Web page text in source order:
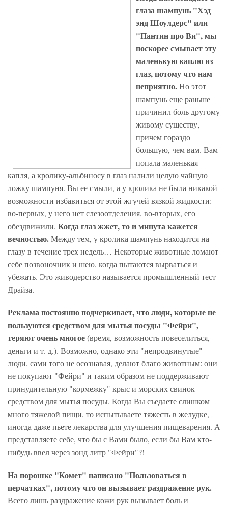
глаза шампунь "Хэд
энд Шоулдерс" или
"Пантин про Ви", мы
поскорее смывает эту
маленькую каплю из
глаз, потому что нам
неприятно.Но этот
шампунь еще раньше
причинил боль другому
живому существу,
причем гораздо
большую, чем вам. Вам
попала маленькая
капля, а кролику-альбиносу в глаз налили целую чайную
ложку шампуня. Вы ее смыли, а у кролика не была никакой
возможности избавиться от этой жгучей вязкой жидкости:
во-первых, у него нет слезоотделения, во-вторых, его
обездвижили. Когда глаз жжет, то и минута кажется
вечностью.Между тем, у кролика шампунь находится на
глазу в течение трех недель… Некоторые животные ломают
себе позвоночник и шею, когда пытаются вырваться и
убежать. Это живодерство называется промышленный тест
Драйза.
Реклама постоянно подчеркивает, что люди, которые не
пользуются средством для мытья посуды "Фейри",
теряют очень многое(время, возможность повеселиться,
деньги и т. д.). Возможно, однако эти "непродвинутые"
люди, сами того не осознавая, делают благо животным: они
не покупают "Фейри" и таким образом не поддерживают
принудительную "кормежку" крыс и морских свинок
средством для мытья посуды. Когда Вы съедаете слишком
много тяжелой пищи, то испытываете тяжесть в желудке,
иногда даже пьете лекарства для улучшения пищеварения. А
представляете себе, что бы с Вами было, если бы Вам кто-
нибудь ввел через зонд литр "Фейри"?!
На порошке "Комет" написано "Пользоваться в
перчатках", потому что он вызывает раздражение рук.
Всего лишь раздражение кожи рук вызывает боль и